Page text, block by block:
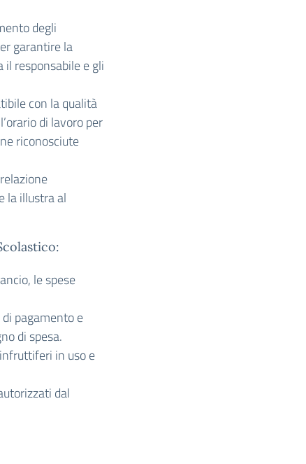
degli
garantire la
il responsabile e gli
con la qualità
di lavoro per
riconosciute
la illustra al
le spese
pagamento e
di spesa.
in uso e
dal